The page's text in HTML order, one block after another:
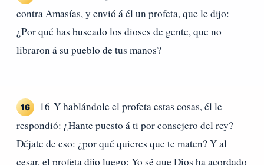
contra Amasías, y envió á él un profeta, que le dijo:
¿Por qué has buscado los dioses de gente, que no
libraron á su pueblo de tus manos?
16
16 Y hablándole el profeta estas cosas, él le
respondió: ¿Hante puesto á ti por consejero del rey?
Déjate de eso: ¿por qué quieres que te maten? Y al
cesar, el profeta dijo luego: Yo sé que Dios ha acordado